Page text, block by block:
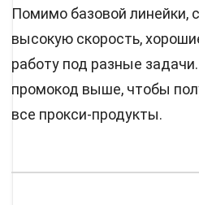
Помимо базовой линейки,
высокую скорость,
работу под разные
промокод выше, чтобы
все прокси-продукты.